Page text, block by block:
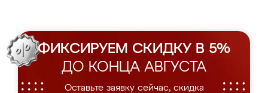
ФИКСИРУЕМ СКИДКУ В 5%
ДО КОНЦА АВГУСТА
Оставьте заявку сейчас, скидка